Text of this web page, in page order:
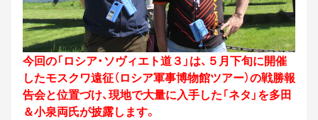
今回の「ロシア・ソヴィエト道３」は、 ５月下旬に開催
したモスクワ遠征（ロシア軍事博物館ツアー）の戦勝報
告会と位置づけ、現地で大量に入手した「ネタ」を多田
＆小泉両氏が披露します。